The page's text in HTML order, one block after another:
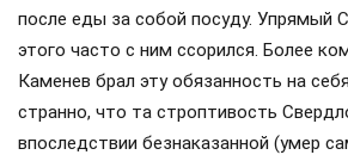
после еды за собой посуду. Упрямый
этого часто с ним ссорился. Более
Каменев брал эту обязанность на
странно, что та строптивость
впоследствии безнаказанной (умер